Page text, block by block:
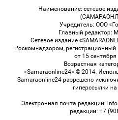
Наименование: сетевое
Учредитель: ООО
Главный редактор:
Сетевое издание
Роскомнадзором,
от 15 сентября
Возрастная
«Samaraonline24» © 2014.
Samaraonline24 разрешено
гиперссылки
Электронная почта редакции:
редакции: +7